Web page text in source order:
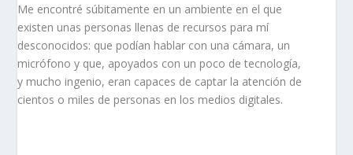
Me encontré súbitamente en un ambiente en el que
existen unas personas llenas de recursos para mí
desconocidos: que podían hablar con una cámara, un
micrófono y que, apoyados con un poco de tecnología,
y mucho ingenio, eran capaces de captar la atención de
cientos o miles de personas en los medios digitales.